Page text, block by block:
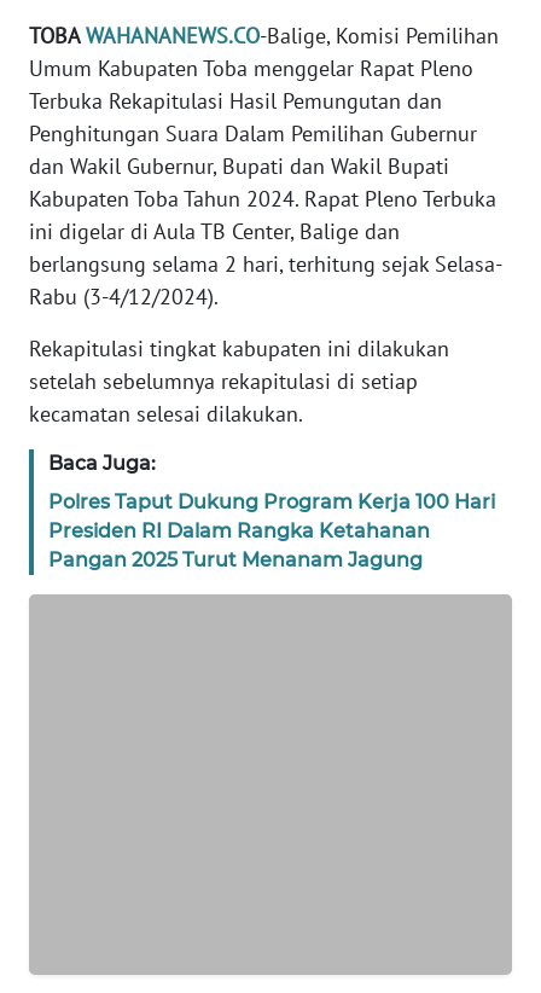
TOBAWAHANANEWS.CO-Balige, Komisi Pemilihan
Umum Kabupaten Toba menggelar Rapat Pleno
Terbuka Rekapitulasi Hasil Pemungutan dan
Penghitungan Suara Dalam Pemilihan Gubernur
dan Wakil Gubernur, Bupati dan Wakil Bupati
Kabupaten Toba Tahun 2024. Rapat Pleno Terbuka
ini digelar di Aula TB Center, Balige dan
berlangsung selama 2 hari, terhitung sejak Selasa-
Rabu (3-4/12/2024).
Rekapitulasi tingkat kabupaten ini dilakukan
setelah sebelumnya rekapitulasi di setiap
kecamatan selesai dilakukan.
Baca Juga:
Polres Taput Dukung Program Kerja 100 Hari
Presiden RI Dalam Rangka Ketahanan
Pangan 2025 Turut Menanam Jagung
DISCLAIMER
Wahana
News
Regional
WN
SUMUT
WN
WN
JABAR
BANTEN
WN
NTT
RIAU